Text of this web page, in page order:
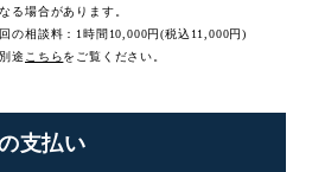
る場合があります。
の相談料：1時間10,000円(税込11,000円)
別途 こちらをご覧ください。
支払い